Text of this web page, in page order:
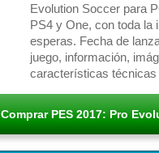
Evolution Soccer para
PS4 y One, con toda la
esperas. Fecha de
juego, información,
características
Comprar PES 2017: Pro